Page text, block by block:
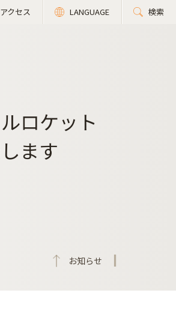
アクセス LANGUAGE 検索
ロケット
ます
お知らせ